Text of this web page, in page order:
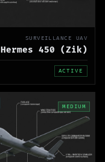
SURVEILLANCE UAV
Hermes 450 (Zik)
ACTIVE
MEDIUM